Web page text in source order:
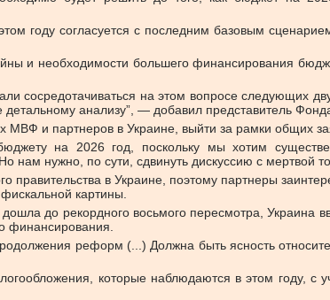
году согласуется с последним базовым
и необходимости большего финансирования
сосредотачиваться на этом вопросе
анализу”, — добавил представитель
МВФ и партнеров в Украине, выйти за рамки общих
на 2026 год, поскольку мы хотим
нужно, по сути, сдвинуть дискуссию с мертвой
правительства в Украине, поэтому партнеры
картины.
до рекордного восьмого пересмотра,
финансирования.
реформ (...) Должна быть ясность
которые наблюдаются в этом году,